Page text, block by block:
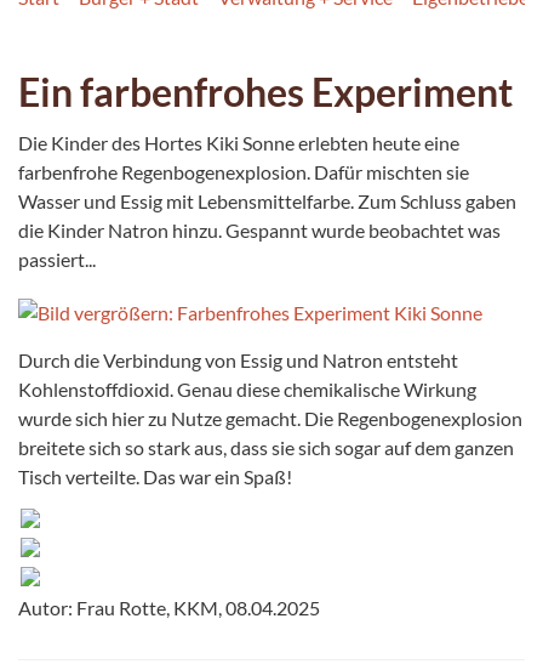
Ein farbenfrohes Experiment
Die Kinder des Hortes Kiki Sonne erlebten heute eine
farbenfrohe Regenbogenexplosion. Dafür mischten sie
Wasser und Essig mit Lebensmittelfarbe. Zum Schluss gaben
die Kinder Natron hinzu. Gespannt wurde beobachtet was
passiert...
Durch die Verbindung von Essig und Natron entsteht
Kohlenstoffdioxid. Genau diese chemikalische Wirkung
wurde sich hier zu Nutze gemacht. Die Regenbogenexplosion
breitete sich so stark aus, dass sie sich sogar auf dem ganzen
Tisch verteilte. Das war ein Spaß!
Autor: Frau Rotte, KKM, 08.04.2025